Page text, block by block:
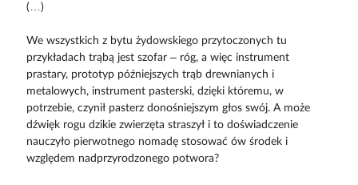
(…)
We wszystkich z bytu żydowskiego przytoczonych tu
przykładach trąbą jest szofar – róg, a więc instrument
prastary, prototyp późniejszych trąb drewnianych i
metalowych, instrument pasterski, dzięki któremu, w
potrzebie, czynił pasterz donośniejszym głos swój. A może
dźwięk rogu dzikie zwierzęta straszył i to doświadczenie
nauczyło pierwotnego nomadę stosować ów środek i
względem nadprzyrodzonego potwora?